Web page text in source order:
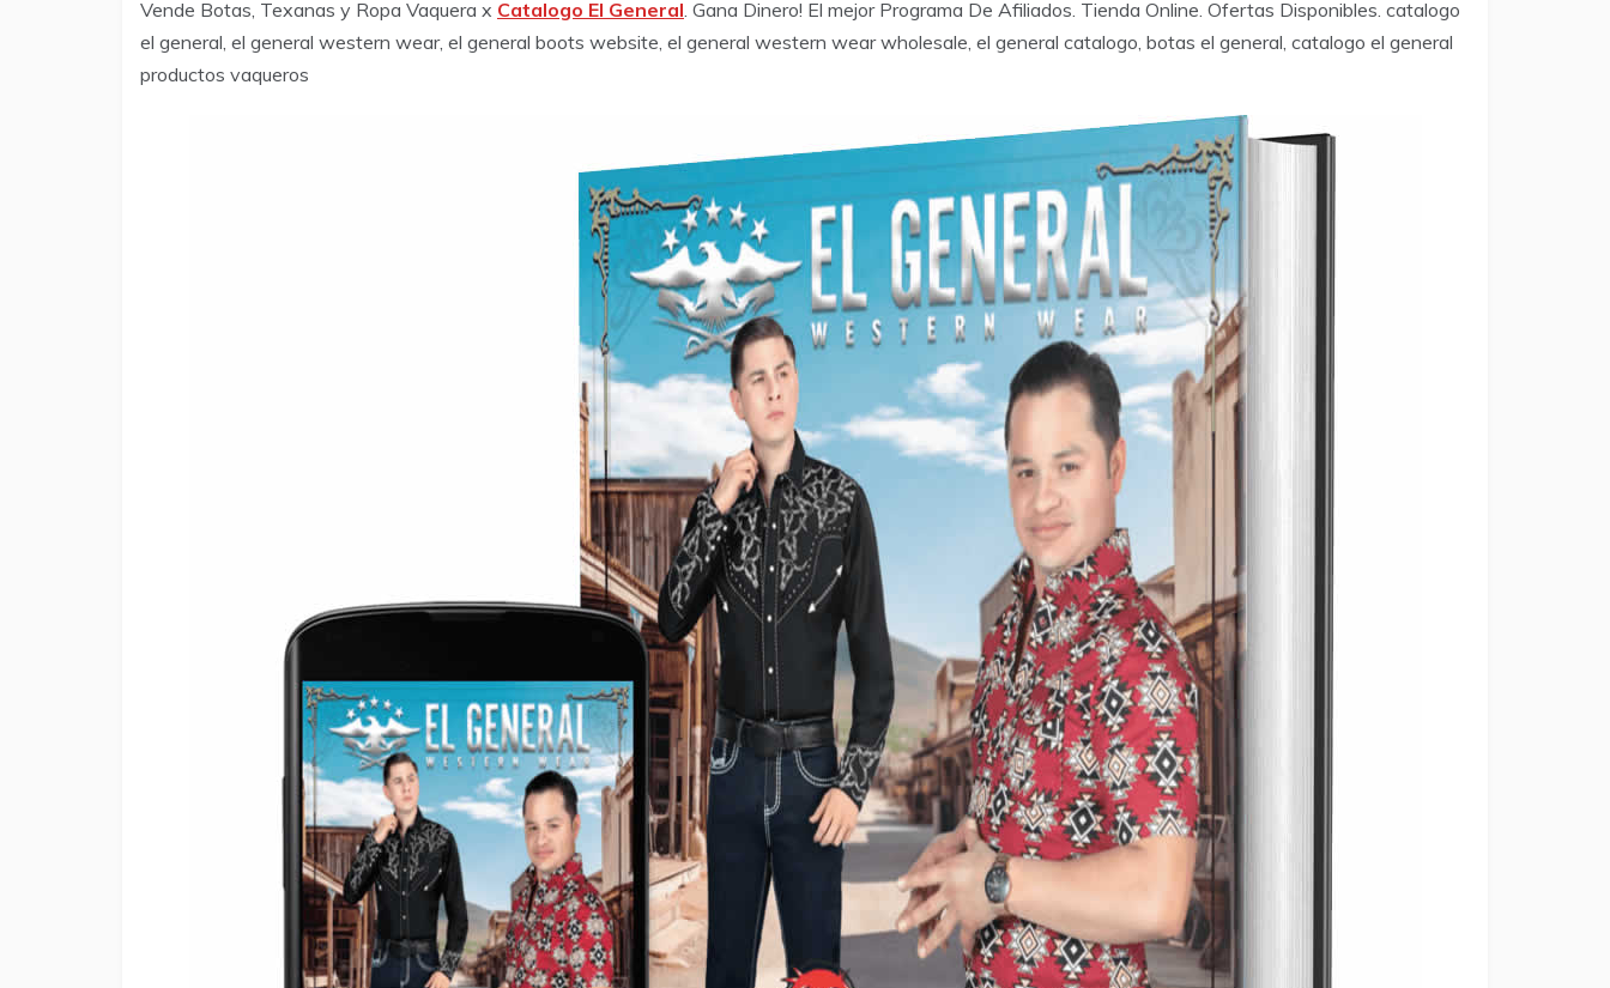
Vende Botas, Texanas y Ropa Vaquera x Catalogo El General. Gana Dinero! El mejor Programa De Afiliados. Tienda Online. Ofertas Disponibles. catalogo
el general, el general western wear, el general boots website, el general western wear wholesale, el general catalogo, botas el general, catalogo el general
productos vaqueros